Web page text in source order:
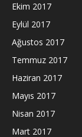
Ekim 2017
Eylül 2017
Ağustos 2017
Temmuz 2017
Haziran 2017
Mayıs 2017
Nisan 2017
Mart 2017